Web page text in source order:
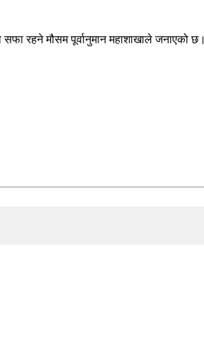
रहने मौसम पूर्वानुमान महाशाखाले जनाएको छ।